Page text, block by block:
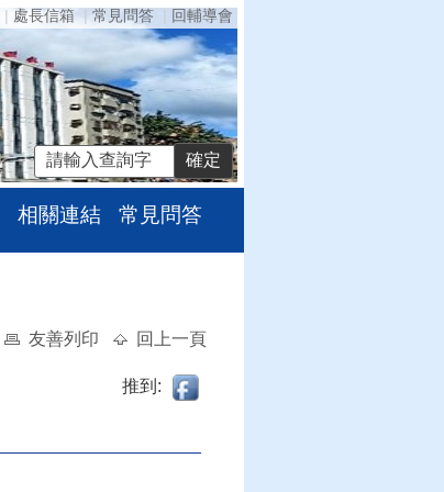
處長信箱 常見問答 回輔導會
相關連結 常見問答
友善列印 回上一頁
推到: